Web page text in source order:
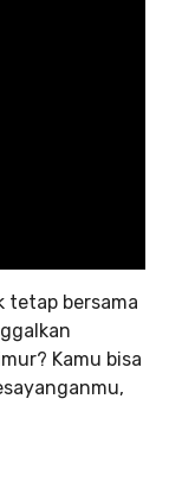
tetap bersama
Kamu bisa